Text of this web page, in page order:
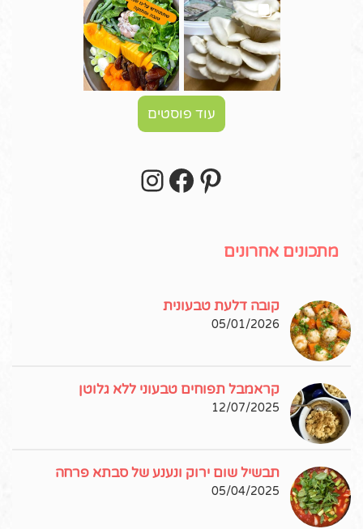
עוד פוסטים
Pinterest
Facebook
מתכונים אחרונים
קובה דלעת טבעונית
05/01/2026
קראמבל תפוחים טבעוני ללא גלוטן
12/07/2025
תבשיל שום ירוק ונענע של סבתא פרחה
05/04/2025